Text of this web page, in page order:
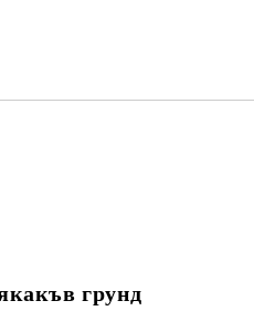
грунд